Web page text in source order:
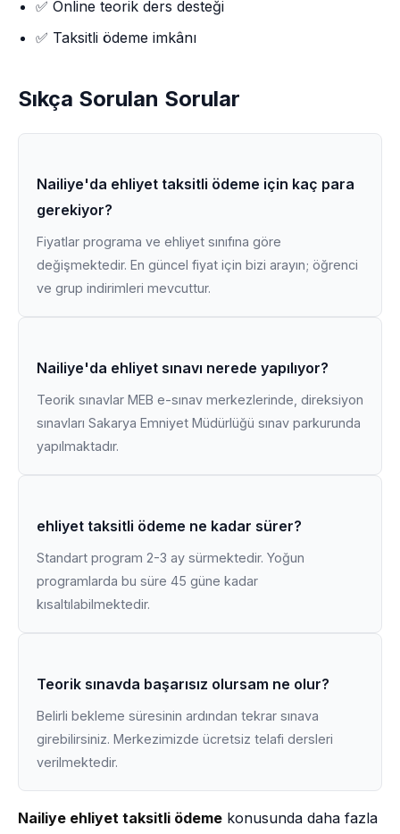
✅ Online teorik ders desteği
✅ Taksitli ödeme imkânı
Sıkça Sorulan Sorular
Nailiye'da ehliyet taksitli ödeme için kaç para
gerekiyor?
Fiyatlar programa ve ehliyet sınıfına göre
değişmektedir. En güncel fiyat için bizi arayın; öğrenci
ve grup indirimleri mevcuttur.
Nailiye'da ehliyet sınavı nerede yapılıyor?
Teorik sınavlar MEB e-sınav merkezlerinde, direksiyon
sınavları Sakarya Emniyet Müdürlüğü sınav parkurunda
yapılmaktadır.
ehliyet taksitli ödeme ne kadar sürer?
Standart program 2-3 ay sürmektedir. Yoğun
programlarda bu süre 45 güne kadar
kısaltılabilmektedir.
Teorik sınavda başarısız olursam ne olur?
Belirli bekleme süresinin ardından tekrar sınava
girebilirsiniz. Merkezimizde ücretsiz telafi dersleri
verilmektedir.
Nailiye ehliyet taksitli ödeme konusunda daha fazla